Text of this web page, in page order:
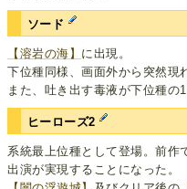
ソード
【溶岩の海】 に出現。
下位種同様、画面外から突然現
また、吐き出す毒液が下位種の
ヒーローズ2
系統最上位種として登場。前作
出演が実現することになった。